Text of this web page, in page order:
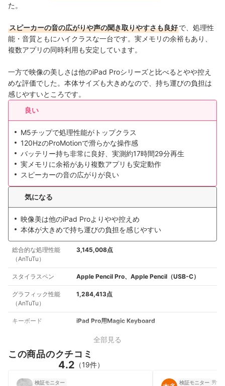
た。
スピーカーの音の広がりや声の聞き取りやすさも良好で、処理性
能・音質ともにハイクラスな一台です。実メモリの余裕もあり、
複数アプリの同時利用も安定しています。
一方で映像の美しさは他のiPad Proシリーズと比べるとやや控え
めな評価でした。本体サイズも大きめなので、持ち運びの負担は
感じやすいところです。
良い
M5チップで処理性能がトップクラス
120HzのProMotionで滑らかな操作感
バッテリー持ち非常に良好、実測約17時間29分再生
実メモリに余裕があり複数アプリも安定動作
スピーカーの音の広がりが良い
気になる
映像美は他のiPad Proよりやや控えめ
本体が大きめで持ち運びの負担を感じやすい
総合的な処理性能
（AnTuTu）
3,145,008点
スタイラスペン Apple Pencil Pro、Apple Pencil（USB-C）
グラフィック性能
（AnTuTu）
1,284,413点
キーボード iPad Pro用Magic Keyboard
全部見る
この商品のクチコミ
4.2 （19件）
検証モニター 検証モニター 男性